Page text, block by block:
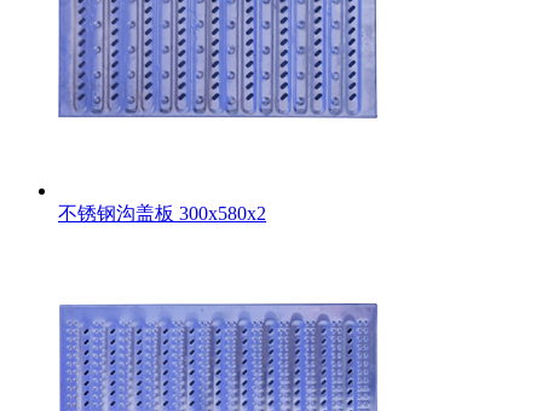
不锈钢沟盖板 300x580x2